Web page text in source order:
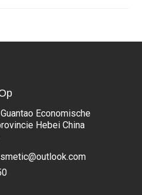
Economische
Hebei China